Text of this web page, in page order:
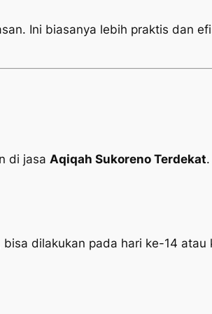
Ini biasanya lebih praktis dan
di jasa Aqiqah Sukoreno Terdekat.
dilakukan pada hari ke-14 atau